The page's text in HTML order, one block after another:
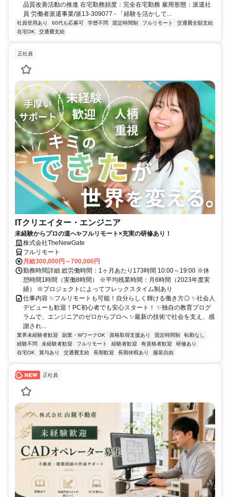
品質改善活動の推進 在宅勤務頻度：完全在宅勤務 雇用形態：派遣社
員 労働者派遣事業/派13-309077 - 「経験を活かして...
社員登用あり 60代も応募可 学歴不問 固定時間制 フルリモート
交通費全額支給
在宅OK
交通費支給
正社員
ITクリエイター・エンジニア
未経験からプロの道へ✨フルリモート×充実の研修あり！
株式会社TheNewGate
フルリモート
月給300,000円～700,000円
勤務時間詳細 総労働時間：1ヶ月あたり173時間 10:00～19:00 ※休
憩時間1時間（実働8時間） ※平均残業時間：月6時間（2023年度実
績） ※プロジェクトによってフレックスタイム制あり
仕事内容 ✨フルリモートも可能！自分らしく輝ける働き方◎ ✨社会人
デビューも歓迎！PC初心者でも安心スタート！ ✨独自の教育プログ
ラムで、エンジニアのゼロからプロへ ✨最新の技術で社会を支え、感
謝され...
業界未経験者歓迎 副業・WワークOK 資格取得支援あり 固定時間制
転勤なし
経験不問
未経験者歓迎 フルリモート 経験者歓迎 有資格者歓迎
研修あり
在宅OK
賞与あり 交通費支給 長期歓迎 長期休暇あり 服装自由
正社員